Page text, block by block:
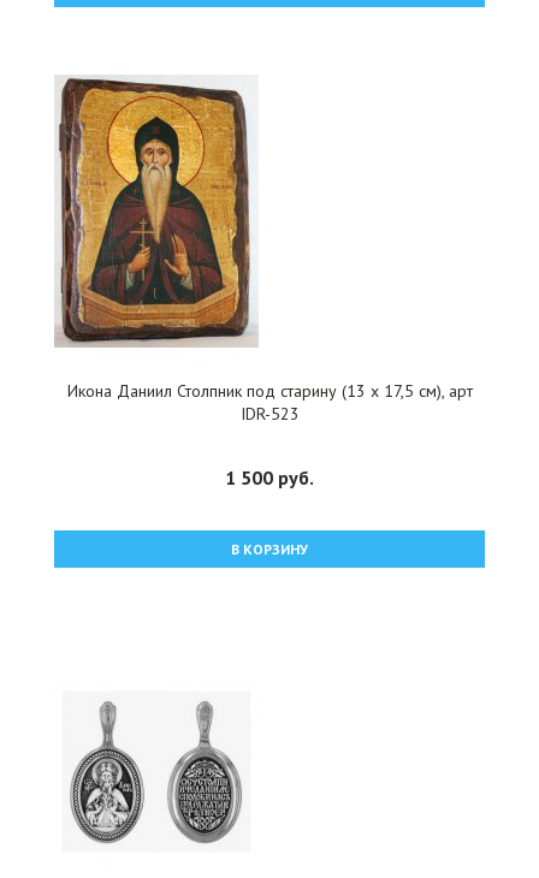
Икона Даниил Столпник под старину (13 х 17,5 см), арт
IDR-523
1 500 руб.
В КОРЗИНУ